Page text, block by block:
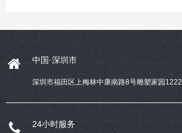
中国·深圳市
深圳市福田区上梅林中康南路8号雕塑家园1222
24小时服务